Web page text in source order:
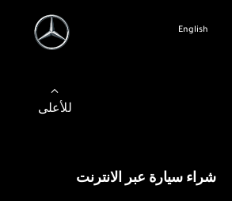
English
للأعلى
شراء سيارة عبر الانترنت